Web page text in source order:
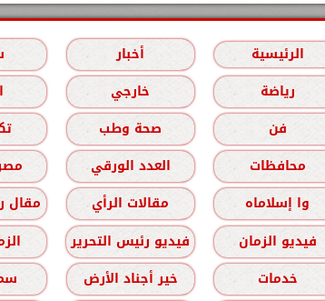
الرئيسية أخبار
رياضة
خارجي
فن
صحة وطب
محافظات
العدد الورقي
وا إسلاماه
مقالات الرأي مقال
فيديو الزمان
فيديو رئيس التحرير
خدمات
خير أجناد الأرض